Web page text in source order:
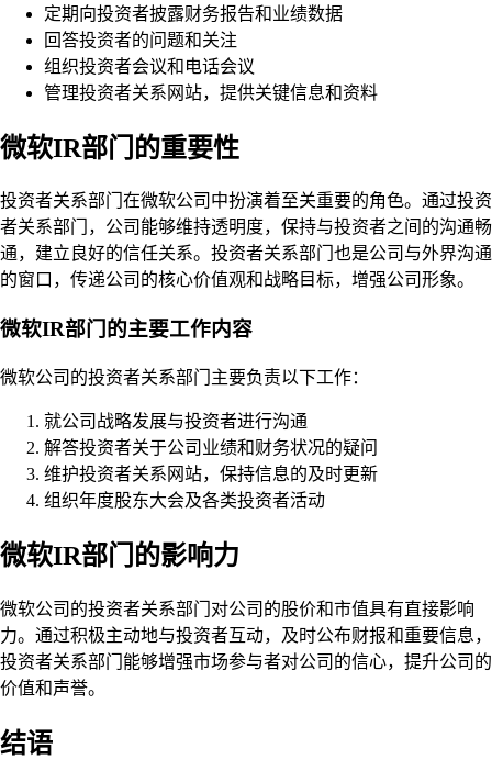
定期向投资者披露财务报告和业绩数据
回答投资者的问题和关注
组织投资者会议和电话会议
管理投资者关系网站，提供关键信息和资料
微软IR部门的重要性
投资者关系部门在微软公司中扮演着至关重要的角色。通过投资
者关系部门，公司能够维持透明度，保持与投资者之间的沟通畅
通，建立良好的信任关系。投资者关系部门也是公司与外界沟通
的窗口，传递公司的核心价值观和战略目标，增强公司形象。
微软IR部门的主要工作内容
微软公司的投资者关系部门主要负责以下工作：
就公司战略发展与投资者进行沟通
解答投资者关于公司业绩和财务状况的疑问
维护投资者关系网站，保持信息的及时更新
组织年度股东大会及各类投资者活动
微软IR部门的影响力
微软公司的投资者关系部门对公司的股价和市值具有直接影响
力。通过积极主动地与投资者互动，及时公布财报和重要信息，
投资者关系部门能够增强市场参与者对公司的信心，提升公司的
价值和声誉。
结语